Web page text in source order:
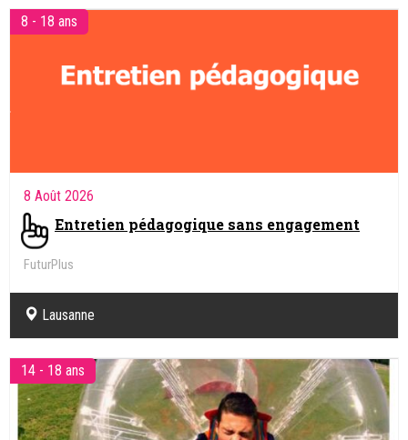
8 - 18 ans
8 Août 2026
Entretien pédagogique sans engagement
FuturPlus
Lausanne
14 - 18 ans